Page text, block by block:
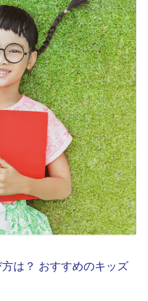
は？ おすすめのキッズ